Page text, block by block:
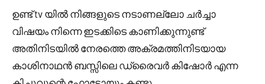
ഉണ്ട് tv യിൽ നിങ്ങളുടെ നടാണല്ലോ ചർച്ചാ
വിഷയം നിന്നെ ഇടക്കിടെ കാണിക്കുന്നുണ്ട്
അതിനിടയിൽ നേരത്തെ അക്രമത്തിനിടയായ
കാശിനാഥൻ ബസ്സിലെ ഡ്രൈവർ കിഷോർ എന്ന